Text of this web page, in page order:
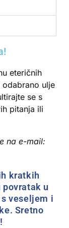
eteričnih
ulje
se s
pitanja ili
na e-mail:
kratkih
u
veseljem i
Sretno